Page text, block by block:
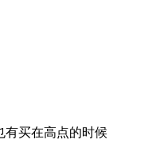
有买在高点的时候